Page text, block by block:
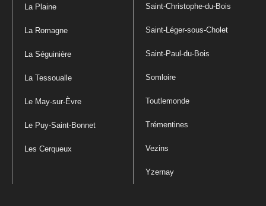
La Plaine
La Romagne
La Séguinière
La Tessoualle
Le May-sur-Èvre
Le Puy-Saint-Bonnet
Les Cerqueux
Saint-Christophe-du-Bois
Saint-Léger-sous-Cholet
Saint-Paul-du-Bois
Somloire
Toutlemonde
Trémentines
Vezins
Yzernay